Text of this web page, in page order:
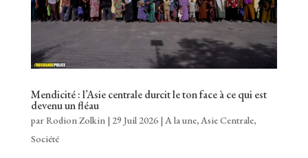
Mendicité : l’Asie centrale durcit le ton face à ce qui est
devenu un fléau
parRodion Zolkin| 29 Juil 2026| A la une,Asie Centrale,
Société